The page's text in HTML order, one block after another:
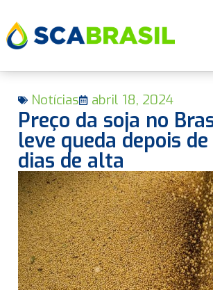
Notícias abril 18, 2024
Preço da soja no
leve queda depois
dias de alta